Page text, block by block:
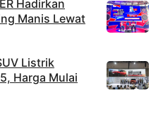
Hadirkan
Manis Lewat
Listrik
Harga Mulai